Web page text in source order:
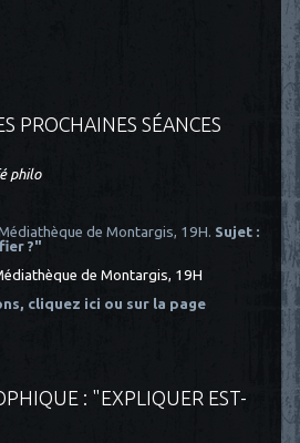
PROCHAINES SÉANCES
philo
de Montargis, 19H. Sujet :
?"
de Montargis, 19H
cliquez ici ou sur la page
: "EXPLIQUER EST-